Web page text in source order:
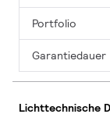
Portfolio
Garantiedauer
Lichttechnische